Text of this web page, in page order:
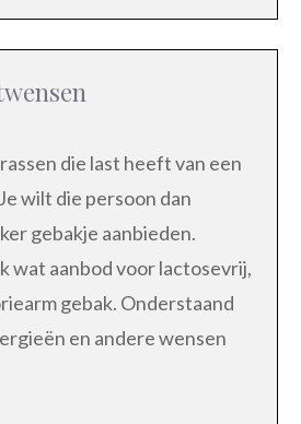
die last heeft van een
wilt die persoon dan
gebakje aanbieden.
wat aanbod voor lactosevrij,
gebak. Onderstaand
en andere wensen